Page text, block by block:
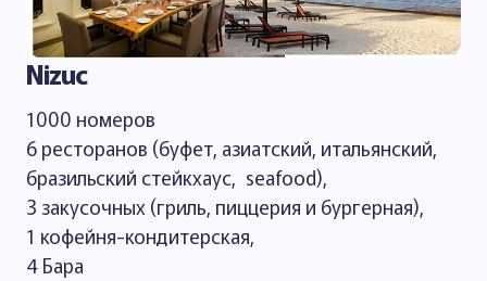
Nizuc
1000 номеров
6 ресторанов (буфет, азиатский, итальянский,
бразильский стейкхаус, seafood),
3 закусочных (гриль, пиццерия и бургерная),
1 кофейня-кондитерская,
4 Бара